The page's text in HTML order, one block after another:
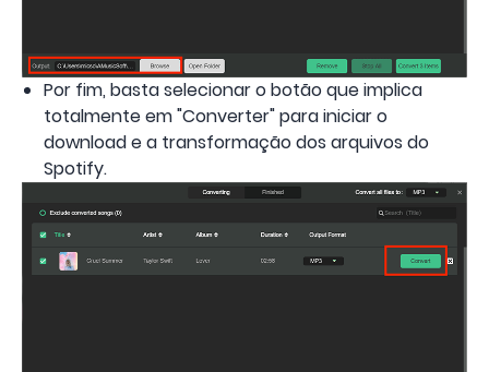
Por fim, basta selecionar o botão que implica
totalmente em "Converter" para iniciar o
download e a transformação dos arquivos do
Spotify.